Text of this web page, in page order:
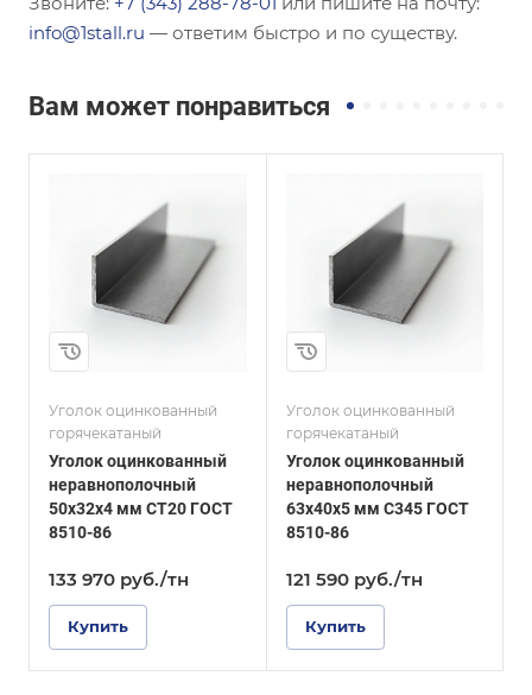
info@1stall.ru — ответим быстро и по существу.
Вам может понравиться
Уголок оцинкованный
горячекатаный
Уголок оцинкованный
неравнополочный
50х32х4 мм СТ20 ГОСТ
8510-86
133 970 руб./тн
Купить
Неравнополочны
й
Высота, мм
40
С345
ГОСТ, ТУ
ГОСТ 8510-86
Покрытие
Оцинкованное
Уголок оцинкованный
горячекатаный
Уголок оцинкованный
неравнополочный
63х40х5 мм С345 ГОСТ
8510-86
121 590 руб./тн
Купить
Равнополочный
Высота, мм
60
Толщина, мм
ГОСТ, ТУ
ГОСТ 19771-93
Покрытие
Оцинкованное